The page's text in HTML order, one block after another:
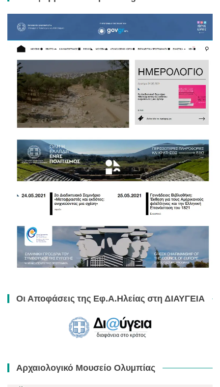
Οι Αποφάσεις της Εφ.Α.Ηλείας στη ΔΙΑΥΓΕΙΑ
Αρχαιολογικό Μουσείο Ολυμπίας